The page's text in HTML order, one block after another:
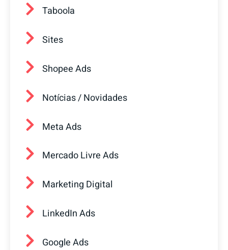
Taboola
Sites
Shopee Ads
Notícias / Novidades
Meta Ads
Mercado Livre Ads
Marketing Digital
LinkedIn Ads
Google Ads